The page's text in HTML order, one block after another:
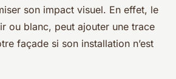
son impact visuel. En effet, le
ou blanc, peut ajouter une trace
façade si son installation n’est